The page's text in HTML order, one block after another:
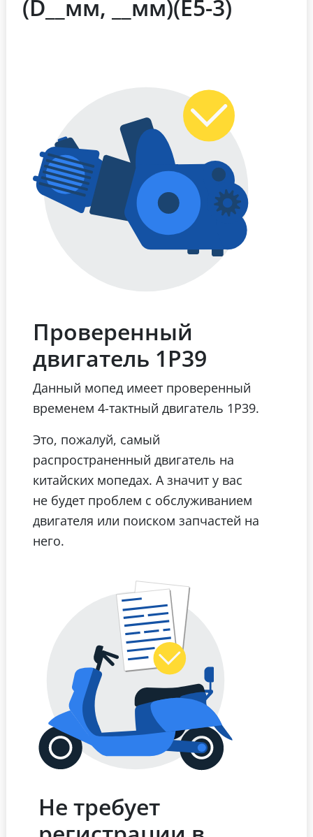
(D__мм, __мм)(E5-3)
Проверенный
двигатель 1Р39
Данный мопед имеет проверенный
временем 4-тактный двигатель 1Р39.
Это, пожалуй, самый
распространенный двигатель на
китайских мопедах. А значит у вас
не будет проблем с обслуживанием
двигателя или поиском запчастей на
него.
Не требует